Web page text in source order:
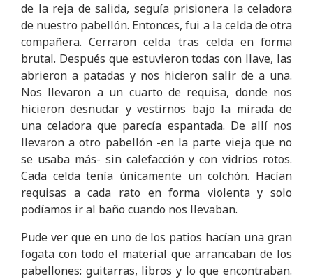
de la reja de salida, seguía prisionera la celadora
de nuestro pabellón. Entonces, fui a la celda de otra
compañera. Cerraron celda tras celda en forma
brutal. Después que estuvieron todas con llave, las
abrieron a patadas y nos hicieron salir de a una.
Nos llevaron a un cuarto de requisa, donde nos
hicieron desnudar y vestirnos bajo la mirada de
una celadora que parecía espantada. De allí nos
llevaron a otro pabellón -en la parte vieja que no
se usaba más- sin calefacción y con vidrios rotos.
Cada celda tenía únicamente un colchón. Hacían
requisas a cada rato en forma violenta y solo
podíamos ir al baño cuando nos llevaban.
Pude ver que en uno de los patios hacían una gran
fogata con todo el material que arrancaban de los
pabellones: guitarras, libros y lo que encontraban.